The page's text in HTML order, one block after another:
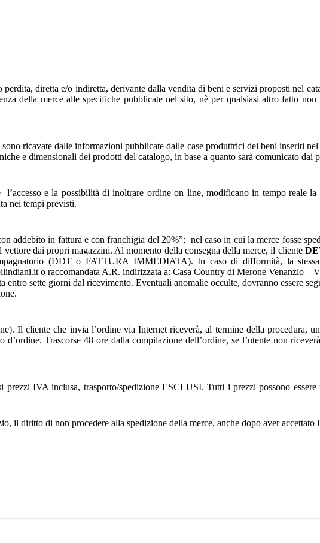
diretta e/o indiretta, derivante dalla vendita di beni e servizi proposti nel
della merce alle specifiche pubblicate nel sito, nè per qualsiasi altro fatto
ricavate dalle informazioni pubblicate dalle case produttrici dei beni inseriti
e dimensionali dei prodotti del catalogo, in base a quanto sarà comunicato dai
e la possibilità di inoltrare ordine on line, modificano in tempo reale
nei tempi previsti.
addebito in fattura e con franchigia del 20%”; nel caso in cui la merce fosse
dai propri magazzini. Al momento della consegna della merce, il cliente
(DDT o FATTURA IMMEDIATA). In caso di difformità, la stessa
o raccomandata A.R. indirizzata a: Casa Country di Merone Venanzio –
sette giorni dal ricevimento. Eventuali anomalie occulte, dovranno essere
Il cliente che invia l’ordine via Internet riceverà, al termine della procedura,
Trascorse 48 ore dalla compilazione dell’ordine, se l’utente non
IVA inclusa, trasporto/spedizione ESCLUSI. Tutti i prezzi possono
il diritto di non procedere alla spedizione della merce, anche dopo aver accettato